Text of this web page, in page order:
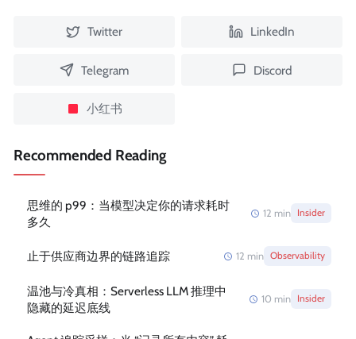
Twitter LinkedIn
Telegram Discord
小红书
Recommended Reading
思维的 p99：当模型决定你的请求耗时
多久
12 min Insider
止于供应商边界的链路追踪 12 min Observability
温池与冷真相：Serverless LLM 推理中
隐藏的延迟底线
10 min Insider